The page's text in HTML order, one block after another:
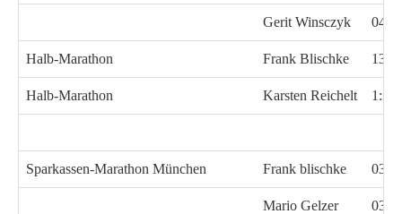
Gerit Winsczyk
Halb-Marathon Frank Blischke
Halb-Marathon Karsten Reichelt
Sparkassen-Marathon München Frank blischke
Mario Gelzer